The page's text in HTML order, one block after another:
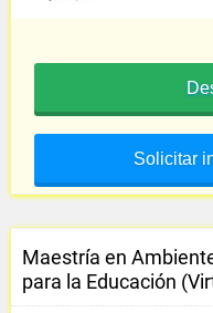
Solicitar
Maestría en
para la Educación